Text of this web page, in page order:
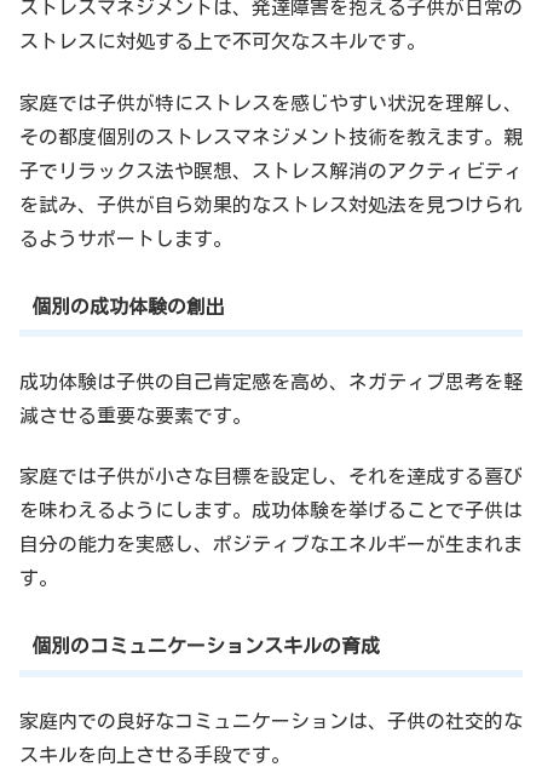
ストレスマネジメントは、発達障害を抱える子供が日常の
ストレスに対処する上で不可欠なスキルです。
家庭では子供が特にストレスを感じやすい状況を理解し、
その都度個別のストレスマネジメント技術を教えます。親
子でリラックス法や瞑想、ストレス解消のアクティビティ
を試み、子供が自ら効果的なストレス対処法を見つけられ
るようサポートします。
個別の成功体験の創出
成功体験は子供の自己肯定感を高め、ネガティブ思考を軽
減させる重要な要素です。
家庭では子供が小さな目標を設定し、それを達成する喜び
を味わえるようにします。成功体験を挙げることで子供は
自分の能力を実感し、ポジティブなエネルギーが生まれま
す。
個別のコミュニケーションスキルの育成
家庭内での良好なコミュニケーションは、子供の社交的な
スキルを向上させる手段です。